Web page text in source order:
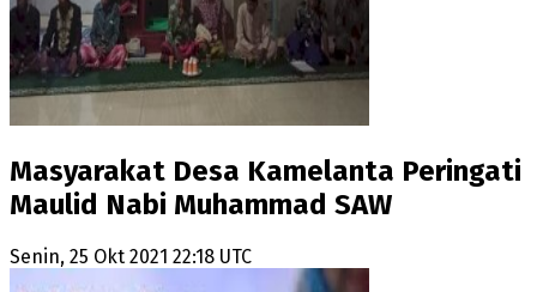
Masyarakat Desa Kamelanta Peringati
Maulid Nabi Muhammad SAW
Senin, 25 Okt 2021 22:18 UTC